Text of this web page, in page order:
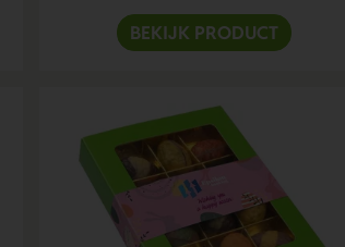
BEKIJK PRODUCT